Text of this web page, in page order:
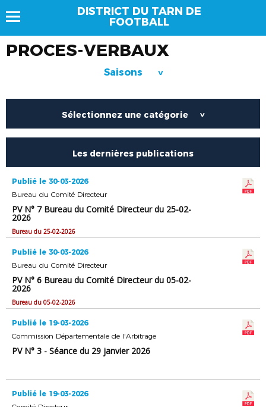
DISTRICT DU TARN DE
FOOTBALL
PROCES-VERBAUX
Saisons >
Sélectionnez une catégorie >
Les dernières publications
Publié le 30-03-2026
Bureau du Comité Directeur
PV N° 7 Bureau du Comité Directeur du 25-02-
2026
Bureau du 25-02-2026
Publié le 30-03-2026
Bureau du Comité Directeur
PV N° 6 Bureau du Comité Directeur du 05-02-
2026
Bureau du 05-02-2026
Publié le 19-03-2026
Commission Départementale de l'Arbitrage
PV N° 3 - Séance du 29 janvier 2026
Publié le 19-03-2026